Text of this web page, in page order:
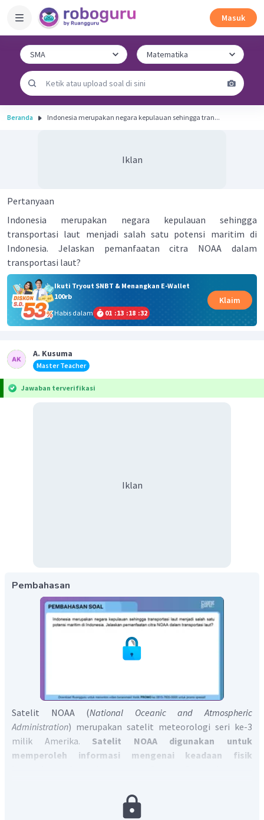
Masuk
Beranda Indonesia merupakan negara kepulauan sehingga tran...
Iklan
Pertanyaan
Indonesia merupakan negara kepulauan sehingga
transportasi laut menjadi salah satu potensi maritim di
Indonesia. Jelaskan pemanfaatan citra NOAA dalam
transportasi laut?
Ikuti Tryout SNBT & Menangkan E-Wallet
100rb
Habis dalam
01 :13 :18 :32
Klaim
A. Kusuma
Master Teacher
Jawaban terverifikasi
Iklan
Pembahasan
Satelit NOAA (National Oceanic and Atmospheric
Administration) merupakan satelit meteorologi seri ke-3
milik Amerika. Satelit NOAA digunakan untuk
memperoleh informasi mengenai keadaan fisik
jauh mengenai pemantauan cuaca yang mana cuaca
amat memengaruhi kinerja transportasi laut. Selain itu,